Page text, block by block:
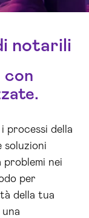
notarili
con
processi della
soluzioni
nei
per
della tua